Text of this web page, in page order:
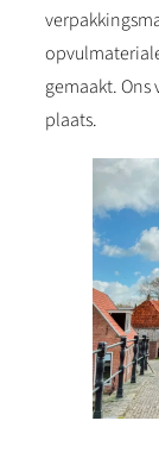
gemaakt.
plaats.